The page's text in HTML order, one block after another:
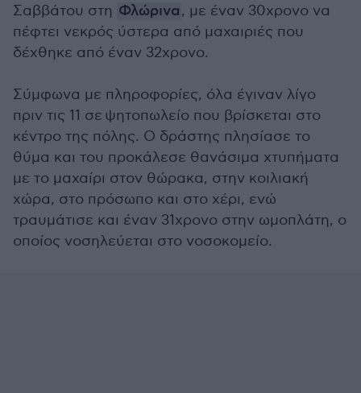
Σαββάτου στη Φλώρινα, με έναν 30χρονο να
πέφτει νεκρός ύστερα από μαχαιριές που
δέχθηκε από έναν 32χρονο.
Σύμφωνα με πληροφορίες, όλα έγιναν λίγο
πριν τις 11 σε ψητοπωλείο που βρίσκεται στο
κέντρο της πόλης. Ο δράστης πλησίασε το
θύμα και του προκάλεσε θανάσιμα χτυπήματα
με το μαχαίρι στον θώρακα, στην κοιλιακή
χώρα, στο πρόσωπο και στο χέρι, ενώ
τραυμάτισε και έναν 31χρονο στην ωμοπλάτη, ο
οποίος νοσηλεύεται στο νοσοκομείο.